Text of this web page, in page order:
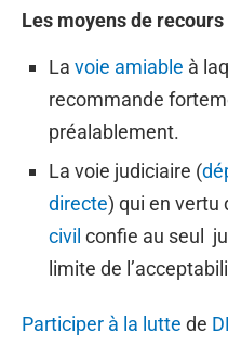
Les moyens de recours
La voie amiable à
recommande
préalablement.
La voie judiciaire (
directe) qui en vertu
civil confie au seul
limite de
Participer à la lutte de